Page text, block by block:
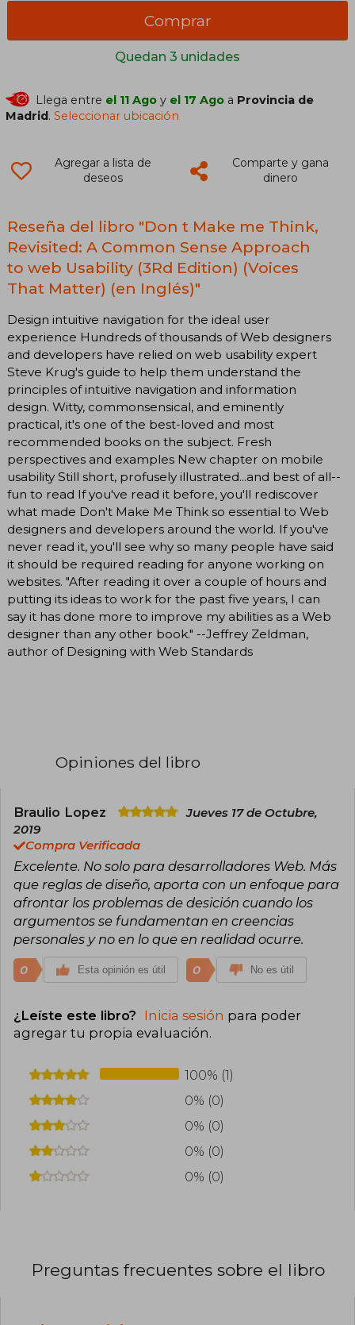
Quedan 3 unidades
Comprar
Llega entre el 11 Ago y el 17 Ago a Provincia de
Madrid.Seleccionar ubicación
Agregar a lista de
deseos
Comparte y gana
dinero
Reseña del libro "Don t Make me Think,
Revisited: A Common Sense Approach
to web Usability (3Rd Edition) (Voices
That Matter) (en Inglés)"
Design intuitive navigation for the ideal user
experience Hundreds of thousands of Web designers
and developers have relied on web usability expert
Steve Krug's guide to help them understand the
principles of intuitive navigation and information
design. Witty, commonsensical, and eminently
practical, it's one of the best-loved and most
recommended books on the subject. Fresh
perspectives and examples New chapter on mobile
usability Still short, profusely illustrated...and best of all--
fun to read If you've read it before, you'll rediscover
what made Don't Make Me Think so essential to Web
designers and developers around the world. If you've
never read it, you'll see why so many people have said
it should be required reading for anyone working on
websites. "After reading it over a couple of hours and
putting its ideas to work for the past five years, I can
say it has done more to improve my abilities as a Web
designer than any other book." --Jeffrey Zeldman,
author of Designing with Web Standards
Opiniones del libro
Braulio Lopez
Jueves 17 de Octubre,
2019
Compra Verificada
Excelente. No solo para desarrolladores Web. Más
que reglas de diseño, aporta con un enfoque para
afrontar los problemas de desición cuando los
argumentos se fundamentan en creencias
personales y no en lo que en realidad ocurre.
0 Esta opinión es útil 0 No es útil
¿Leíste este libro? Inicia sesión para poder
agregar tu propia evaluación.
100% (1)
0% (0)
0% (0)
0% (0)
0% (0)
Preguntas frecuentes sobre el libro